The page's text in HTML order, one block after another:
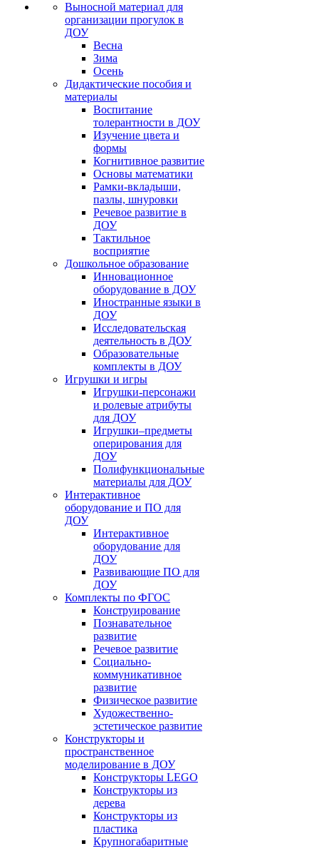
Выносной материал для
организации прогулок в
ДОУ
Весна
Зима
Осень
Дидактические пособия и
материалы
Воспитание
толерантности в ДОУ
Изучение цвета и
формы
Когнитивное развитие
Основы математики
Рамки-вкладыши,
пазлы, шнуровки
Речевое развитие в
ДОУ
Тактильное
восприятие
Дошкольное образование
Инновационное
оборудование в ДОУ
Иностранные языки в
ДОУ
Исследовательская
деятельность в ДОУ
Образовательные
комплекты в ДОУ
Игрушки и игры
Игрушки-персонажи
и ролевые атрибуты
для ДОУ
Игрушки–предметы
оперирования для
ДОУ
Полифункциональные
материалы для ДОУ
Интерактивное
оборудование и ПО для
ДОУ
Интерактивное
оборудование для
ДОУ
Развивающие ПО для
ДОУ
Комплекты по ФГОС
Конструирование
Познавательное
развитие
Речевое развитие
Социально-
коммуникативное
развитие
Физическое развитие
Художественно-
эстетическое развитие
Конструкторы и
пространственное
моделирование в ДОУ
Конструкторы LEGO
Конструкторы из
дерева
Конструкторы из
пластика
Крупногабаритные